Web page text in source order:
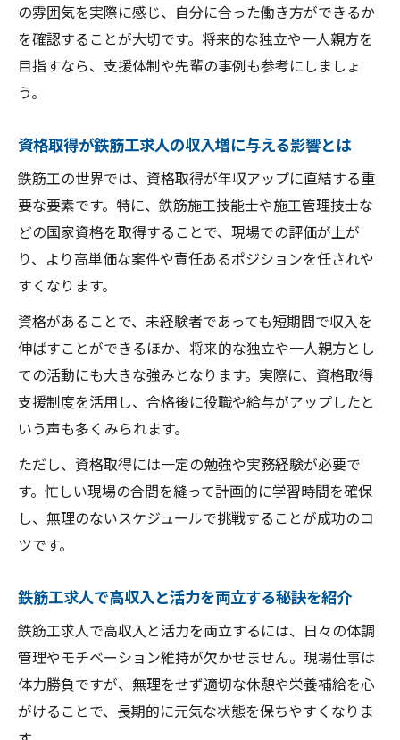
の雰囲気を実際に感じ、自分に合った働き方ができるか
を確認することが大切です。将来的な独立や一人親方を
目指すなら、支援体制や先輩の事例も参考にしましょ
う。
資格取得が鉄筋工求人の収入増に与える影響とは
鉄筋工の世界では、資格取得が年収アップに直結する重
要な要素です。特に、鉄筋施工技能士や施工管理技士な
どの国家資格を取得することで、現場での評価が上が
り、より高単価な案件や責任あるポジションを任されや
すくなります。
資格があることで、未経験者であっても短期間で収入を
伸ばすことができるほか、将来的な独立や一人親方とし
ての活動にも大きな強みとなります。実際に、資格取得
支援制度を活用し、合格後に役職や給与がアップしたと
いう声も多くみられます。
ただし、資格取得には一定の勉強や実務経験が必要で
す。忙しい現場の合間を縫って計画的に学習時間を確保
し、無理のないスケジュールで挑戦することが成功のコ
ツです。
鉄筋工求人で高収入と活力を両立する秘訣を紹介
鉄筋工求人で高収入と活力を両立するには、日々の体調
管理やモチベーション維持が欠かせません。現場仕事は
体力勝負ですが、無理をせず適切な休憩や栄養補給を心
がけることで、長期的に元気な状態を保ちやすくなりま